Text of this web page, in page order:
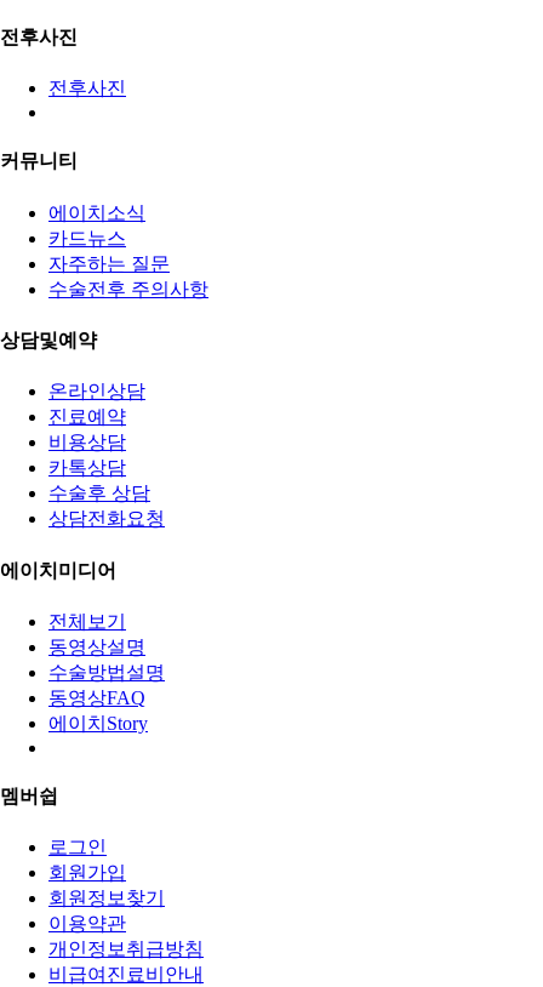
전후사진
전후사진
커뮤니티
에이치소식
카드뉴스
자주하는 질문
수술전후 주의사항
상담및예약
온라인상담
진료예약
비용상담
카톡상담
수술후 상담
상담전화요청
에이치미디어
전체보기
동영상설명
수술방법설명
동영상FAQ
에이치Story
멤버쉽
로그인
회원가입
회원정보찾기
이용약관
개인정보취급방침
비급여진료비안내